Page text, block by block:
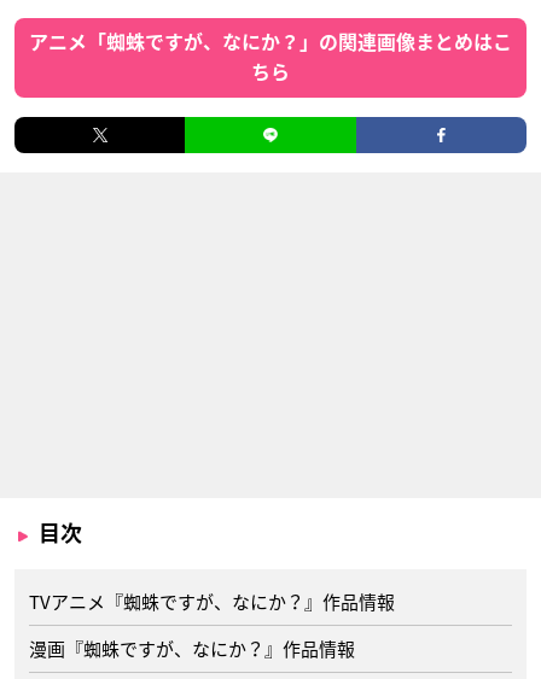
アニメ「蜘蛛ですが、なにか？」の関連画像まとめはこ
ちら
目次
TVアニメ『蜘蛛ですが、なにか？』作品情報
漫画『蜘蛛ですが、なにか？』作品情報